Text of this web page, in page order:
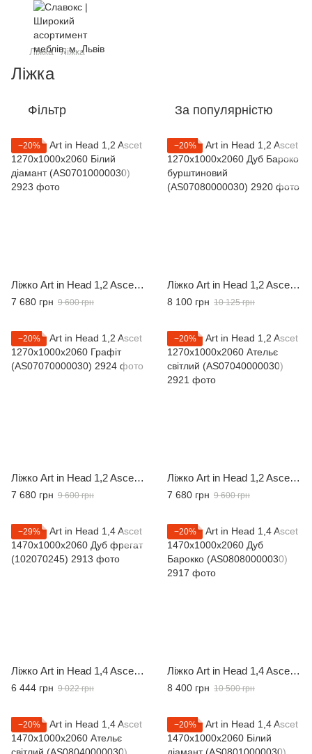
Ліжка Ліжка
Ліжка
Фільтр За популярністю
−20%
Ліжко Art in Head 1,2 Ascet 1270x1000x2060 Білий діамант (AS07010000030)
7 680 грн 9 600 грн
−20%
Ліжко Art in Head 1,2 Ascet 1270x1000x2060 Дуб Бароко бурштиновий (AS07080000030)
8 100 грн 10 125 грн
−20%
Ліжко Art in Head 1,2 Ascet 1270x1000x2060 Графіт (AS07070000030)
7 680 грн 9 600 грн
−20%
Ліжко Art in Head 1,2 Ascet 1270x1000x2060 Ательє світлий (AS07040000030)
7 680 грн 9 600 грн
−29%
Ліжко Art in Head 1,4 Ascet 1470x1000x2060 Дуб фрегат (102070245)
6 444 грн 9 022 грн
−20%
Ліжко Art in Head 1,4 Ascet 1470x1000x2060 Дуб Барокко (AS08080000030)
8 400 грн 10 500 грн
−20% −20%